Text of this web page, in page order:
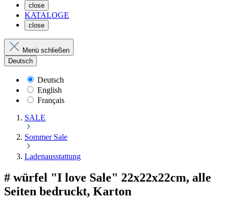
close
KATALOGE
close
Menü schließen
Deutsch
Deutsch
English
Français
SALE
Sommer Sale
Ladenausstattung
# würfel "I love Sale" 22x22x22cm, alle
Seiten bedruckt, Karton